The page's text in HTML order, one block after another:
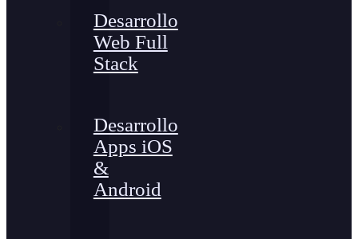
Desarrollo
Web Full
Stack
Desarrollo
Apps iOS
&
Android